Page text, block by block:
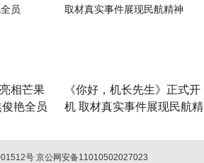
相芒果
艳全员
《你好，机长先生》正式开
机 取材真实事件展现民航精
号 京公网安备11010502027023